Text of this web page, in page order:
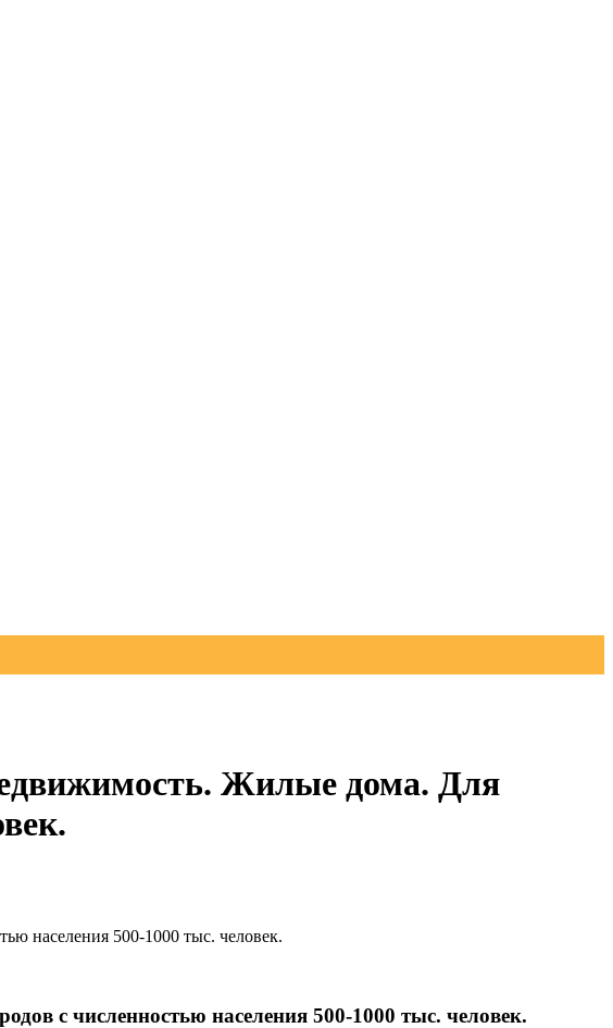
Жилые дома. Для
населения 500-1000 тыс. человек.
с численностью населения 500-1000 тыс. человек.